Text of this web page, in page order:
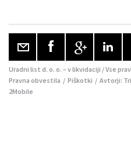
Uradni list d. o. o. – v likvidaciji / Vse
Pravna obvestila / Piškotki / Avtorji:
2Mobile